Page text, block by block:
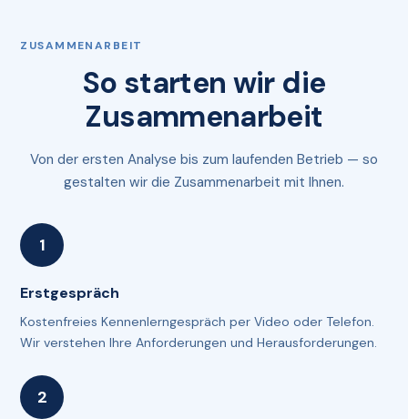
ZUSAMMENARBEIT
So starten wir die
Zusammenarbeit
Von der ersten Analyse bis zum laufenden Betrieb — so
gestalten wir die Zusammenarbeit mit Ihnen.
Erstgespräch
Kostenfreies Kennenlerngespräch per Video oder Telefon.
Wir verstehen Ihre Anforderungen und Herausforderungen.